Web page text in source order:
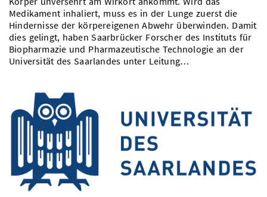
Medikament inhaliert, muss es in der Lunge zuerst die
Hindernisse der körpereigenen Abwehr überwinden. Damit
dies gelingt, haben Saarbrücker Forscher des Instituts für
Biopharmazie und Pharmazeutische Technologie an der
Universität des Saarlandes unter Leitung…